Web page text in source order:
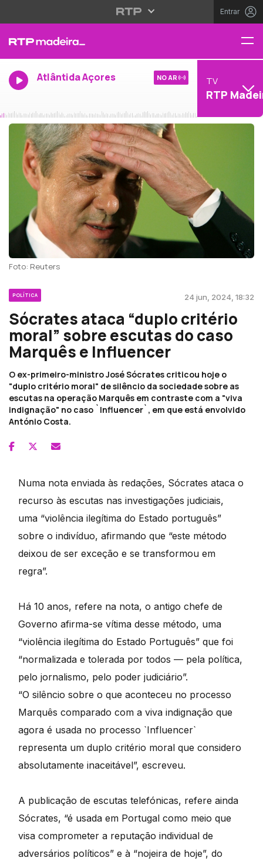
Entrar
Atlântida Açores NO AR TV
RTP
Foto: Reuters
POLÍTICA 24 jun, 2024, 18:32
Sócrates ataca “duplo critério
moral” sobre escutas do caso
Marquês e Influencer
O ex-primeiro-ministro José Sócrates criticou hoje o
"duplo critério moral" de silêncio da sociedade sobre as
escutas na operação Marquês em contraste com a "viva
indignação" no caso `Influencer`, em que está envolvido
António Costa.
Numa nota enviada às redações, Sócrates ataca o
recurso às escutas nas investigações judiciais,
uma “violência ilegítima do Estado português”
sobre o indivíduo, afirmando que “este método
deixou de ser exceção e se transformou em
regra”.
Há 10 anos, refere na nota, o antigo chefe de
Governo afirma-se vítima desse método, uma
“violência ilegítima do Estado Português” que foi
“normalizada e tolerada por todos — pela política,
pelo jornalismo, pelo poder judiciário”.
“O silêncio sobre o que aconteceu no processo
Marquês comparado com a viva indignação que
agora é usada no processo `Influencer`
representa um duplo critério moral que considero
absolutamente inaceitável”, escreveu.
A publicação de escutas telefónicas, refere ainda
Sócrates, “é usada em Portugal como meio que
visa comprometer a reputação individual de
adversários políticos” e à “nojeira de hoje”, do